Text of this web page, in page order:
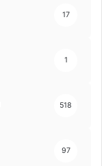
17
1
518
97